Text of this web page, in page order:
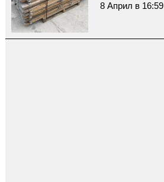
8 Април в 16:59